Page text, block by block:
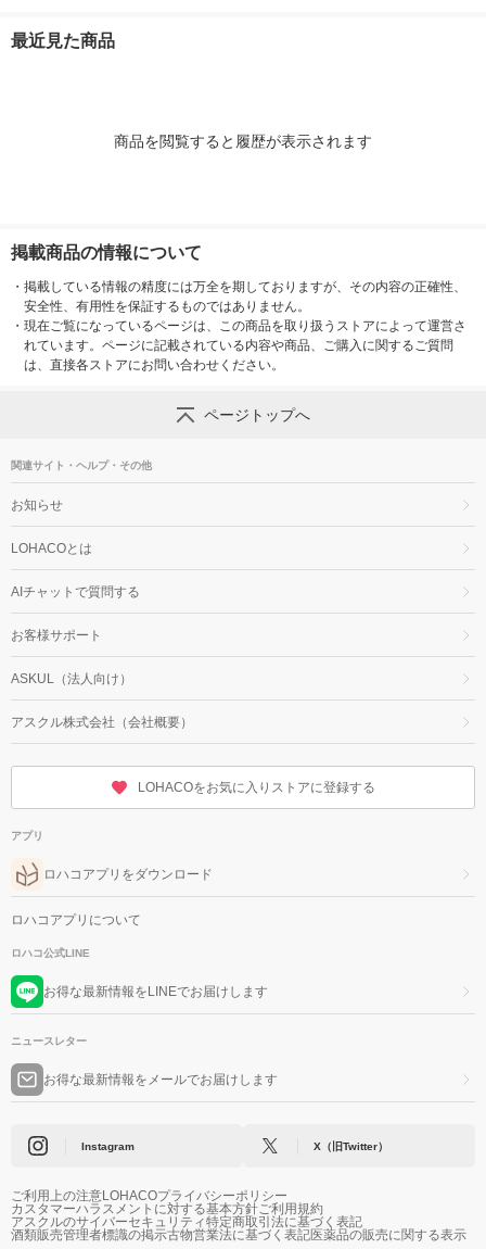
最近見た商品
商品を閲覧すると履歴が表示されます
掲載商品の情報について
・ 掲載している情報の精度には万全を期しておりますが、その内容の正確性、
安全性、有用性を保証するものではありません。
・ 現在ご覧になっているページは、この商品を取り扱うストアによって運営さ
れています。ページに記載されている内容や商品、ご購入に関するご質問
は、直接各ストアにお問い合わせください。
ページトップへ
関連サイト・ヘルプ・その他
お知らせ
LOHACOとは
AIチャットで質問する
お客様サポート
ASKUL（法人向け）
アスクル株式会社（会社概要）
LOHACOをお気に入りストアに登録する
アプリ
ロハコアプリをダウンロード
ロハコアプリについて
ロハコ公式LINE
お得な最新情報をLINEでお届けします
ニュースレター
お得な最新情報をメールでお届けします
Instagram X（旧Twitter）
ご利用上の注意LOHACOプライバシーポリシー
カスタマーハラスメントに対する基本方針ご利用規約
アスクルのサイバーセキュリティ特定商取引法に基づく表記
酒類販売管理者標識の掲示古物営業法に基づく表記医薬品の販売に関する表示